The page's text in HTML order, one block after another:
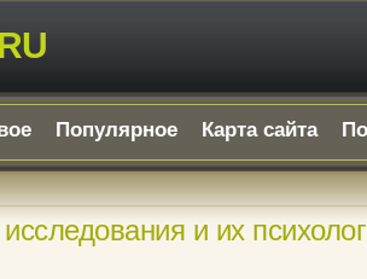
Популярное Карта сайта
и их